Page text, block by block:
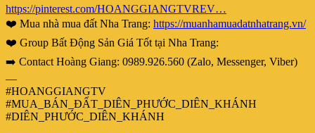
https://pinterest.com/HOANGGIANGTVREV…
❤️ Mua nhà mua đất Nha Trang: https://muanhamuadatnhatrang.vn/
❤️ Group Bất Động Sản Giá Tốt tại Nha Trang:
➡️ Contact Hoàng Giang: 0989.926.560 (Zalo, Messenger, Viber)
—
#HOANGGIANGTV
#MUA_BÁN_ĐẤT_DIÊN_PHƯỚC_DIÊN_KHÁNH
#DIÊN_PHƯỚC_DIÊN_KHÁNH